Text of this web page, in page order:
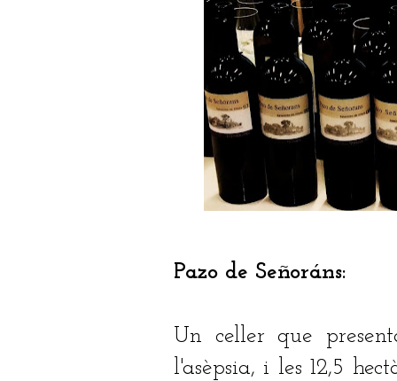
Pazo de Señoráns:
Un celler que
l'asèpsia, i les 12,5